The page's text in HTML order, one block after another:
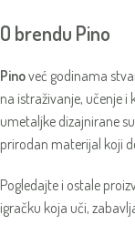
O brendu Pino
Pinoveć godinama
na istraživanje, učenje i
umetaljke dizajnirane
prirodan materijal koji
Pogledajte i ostale
igračku koja uči,